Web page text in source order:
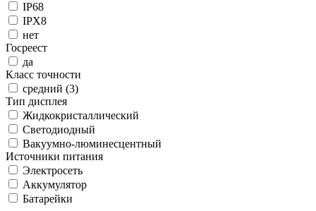
IP68
IPX8
нет
Госреест
да
Класс точности
средний (3)
Тип дисплея
Жидкокристаллический
Светодиодный
Вакуумно-люминесцентный
Источники питания
Электросеть
Аккумулятор
Батарейки